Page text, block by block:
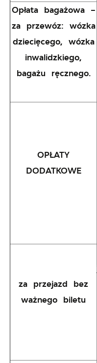
Opłata bagażowa –
za przewóz: wózka
dziecięcego, wózka
inwalidzkiego,
bagażu ręcznego.
OPŁATY
DODATKOWE
za przejazd bez
ważnego biletu